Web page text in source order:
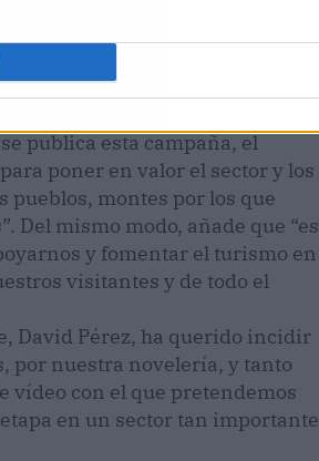
publica esta campaña, el
poner en valor el sector y los
pueblos, montes por los que
Del mismo modo, añade que “es
y fomentar el turismo en
visitantes y de todo el
David Pérez, ha querido incidir
por nuestra novelería, y tanto
vídeo con el que pretendemos
en un sector tan importante